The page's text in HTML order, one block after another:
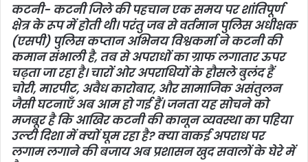
कटनी- कटनी जिले की पहचान एक समय पर शांतिपूर्ण
क्षेत्र के रूप में होती थी। परंतु जब से वर्तमान पुलिस अधीक्षक
(एसपी) पुलिस कप्तान अभिनय विश्वकर्मा ने कटनी की
कमान संभाली है, तब से अपराधों का ग्राफ लगातार ऊपर
चढ़ता जा रहा है। चारों ओर अपराधियों के हौसले बुलंद हैं
चोरी, मारपीट, अवैध कारोबार, और सामाजिक असंतुलन
जैसी घटनाएँ अब आम हो गई हैं। जनता यह सोचने को
मजबूर है कि आखिर कटनी की कानून व्यवस्था का पहिया
उल्टी दिशा में क्यों घूम रहा है? क्या वाकई अपराध पर
लगाम लगाने की बजाय अब प्रशासन खुद सवालों के घेरे में